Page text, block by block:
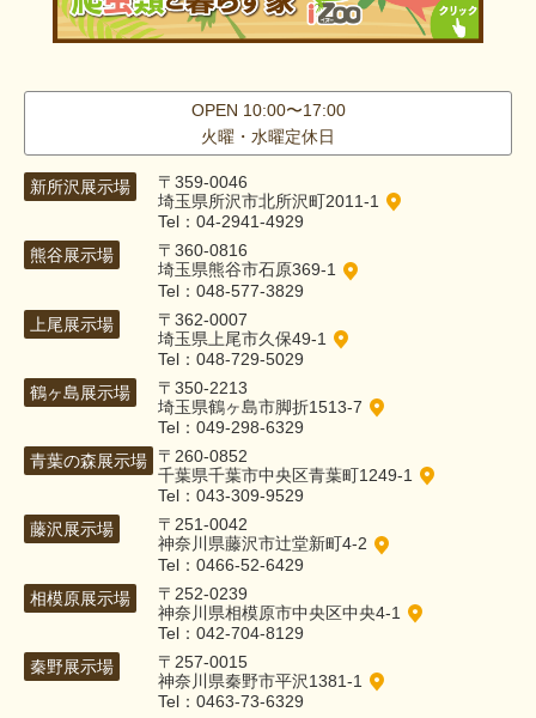
OPEN 10:00〜17:00
火曜・水曜定休日
新所沢展示場
〒359-0046
埼玉県所沢市北所沢町2011-1
Tel：04-2941-4929
熊谷展示場
〒360-0816
埼玉県熊谷市石原369-1
Tel：048-577-3829
上尾展示場
〒362-0007
埼玉県上尾市久保49-1
Tel：048-729-5029
鶴ヶ島展示場
〒350-2213
埼玉県鶴ヶ島市脚折1513-7
Tel：049-298-6329
青葉の森展示場
〒260-0852
千葉県千葉市中央区青葉町1249-1
Tel：043-309-9529
藤沢展示場
〒251-0042
神奈川県藤沢市辻堂新町4-2
Tel：0466-52-6429
相模原展示場
〒252-0239
神奈川県相模原市中央区中央4-1
Tel：042-704-8129
秦野展示場
〒257-0015
神奈川県秦野市平沢1381-1
Tel：0463-73-6329